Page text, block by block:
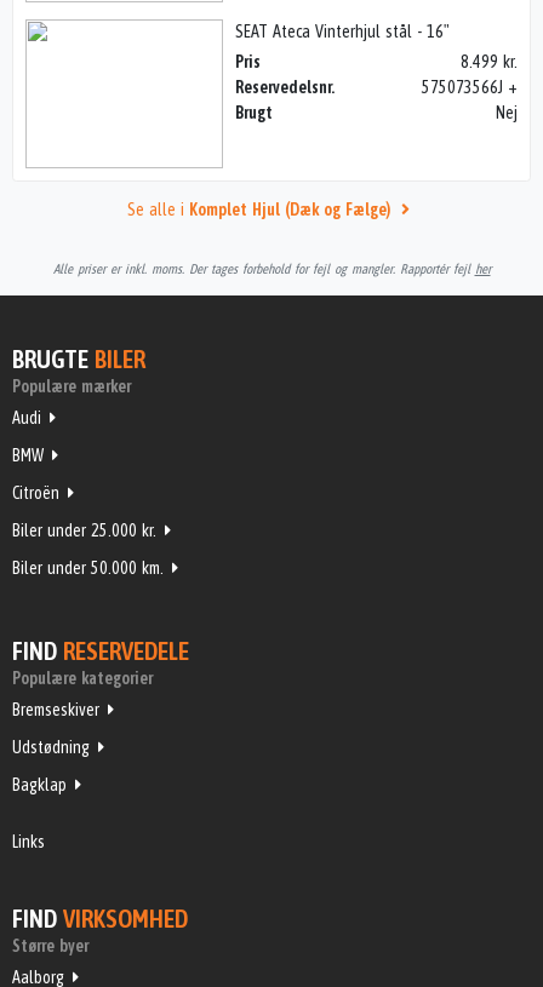
SEAT Ateca Vinterhjul stål - 16"
Pris
8.499 kr.
Reservedelsnr.
575073566J +
Brugt
Nej
Se alle i Komplet Hjul (Dæk og Fælge)
Alle priser er inkl. moms. Der tages forbehold for fejl og mangler. Rapportér fejl her
BRUGTE BILER
Populære mærker
Audi
BMW
Citroën
Biler under 25.000 kr.
Biler under 50.000 km.
FIND RESERVEDELE
Populære kategorier
Bremseskiver
Udstødning
Bagklap
Links
FIND VIRKSOMHED
Større byer
Aalborg